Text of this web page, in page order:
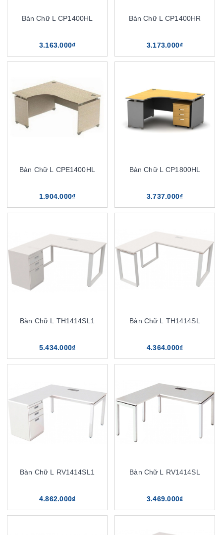
Bàn Chữ L CP1400HL
3.163.000₫
Bàn Chữ L CP1400HR
3.173.000₫
Bàn Chữ L CPE1400HL
1.904.000₫
Bàn Chữ L CP1800HL
3.737.000₫
Bàn Chữ L TH1414SL1
5.434.000₫
Bàn Chữ L TH1414SL
4.364.000₫
Bàn Chữ L RV1414SL1
4.862.000₫
Bàn Chữ L RV1414SL
3.469.000₫